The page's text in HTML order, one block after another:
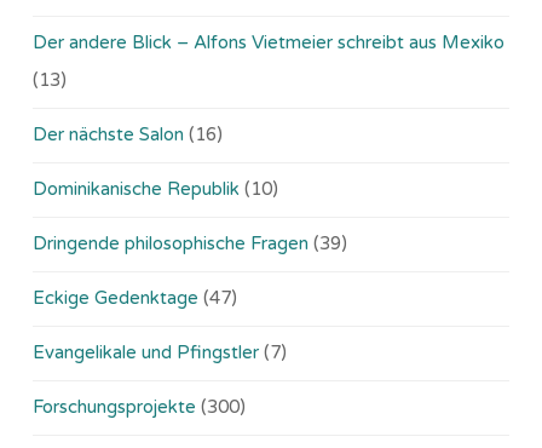
Der andere Blick – Alfons Vietmeier schreibt aus Mexiko
(13)
Der nächste Salon (16)
Dominikanische Republik (10)
Dringende philosophische Fragen (39)
Eckige Gedenktage (47)
Evangelikale und Pfingstler (7)
Forschungsprojekte (300)